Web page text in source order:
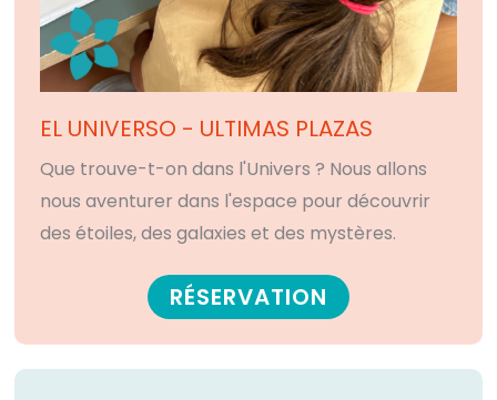
EL UNIVERSO - ULTIMAS PLAZAS
Que trouve-t-on dans l'Univers ? Nous allons
nous aventurer dans l'espace pour découvrir
des étoiles, des galaxies et des mystères.
RÉSERVATION